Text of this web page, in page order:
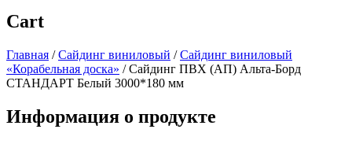
Cart
Главная / Сайдинг виниловый / Сайдинг виниловый
«Корабельная доска» /Сайдинг ПВХ (АП) Альта-Борд
СТАНДАРТ Белый 3000*180 мм
Информация о продукте